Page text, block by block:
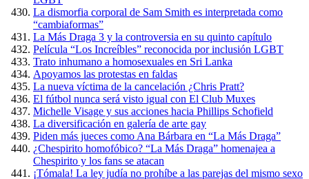
La dismorfia corporal de Sam Smith es interpretada como
“cambiaformas”
La Más Draga 3 y la controversia en su quinto capítulo
Película “Los Increíbles” reconocida por inclusión LGBT
Trato inhumano a homosexuales en Sri Lanka
Apoyamos las protestas en faldas
La nueva víctima de la cancelación ¿Chris Pratt?
El fútbol nunca será visto igual con El Club Muxes
Michelle Visage y sus acciones hacia Phillips Schofield
La diversificación en galería de arte gay
Piden más jueces como Ana Bárbara en “La Más Draga”
¿Chespirito homofóbico? “La Más Draga” homenajea a
Chespirito y los fans se atacan
¡Tómala! La ley judía no prohíbe a las parejas del mismo sexo